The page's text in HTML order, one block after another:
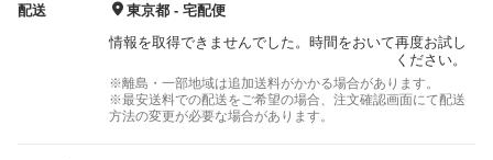
配送
東京都 - 宅配便
情報を取得できませんでした。時間をおいて再度お試し
ください。
※離島・一部地域は追加送料がかかる場合があります。
※最安送料での配送をご希望の場合、注文確認画面にて配送
方法の変更が必要な場合があります。